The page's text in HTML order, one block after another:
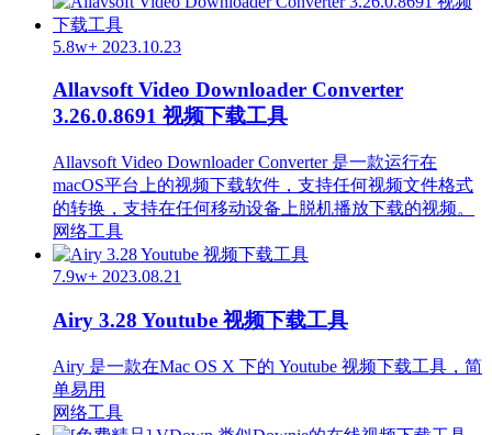
5.8w+ 2023.10.23
Allavsoft Video Downloader Converter
3.26.0.8691 视频下载工具
Allavsoft Video Downloader Converter 是一款运行在
macOS平台上的视频下载软件，支持任何视频文件格式
的转换，支持在任何移动设备上脱机播放下载的视频。
网络工具
7.9w+ 2023.08.21
Airy 3.28 Youtube 视频下载工具
Airy 是一款在Mac OS X 下的 Youtube 视频下载工具，简
单易用
网络工具